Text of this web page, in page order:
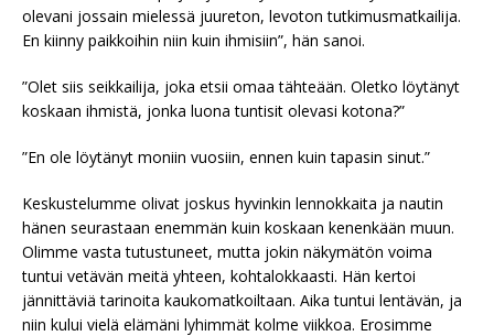
olevani jossain mielessä juureton, levoton tutkimusmatkailija.
En kiinny paikkoihin niin kuin ihmisiin”, hän sanoi.
”Olet siis seikkailija, joka etsii omaa tähteään. Oletko löytänyt
koskaan ihmistä, jonka luona tuntisit olevasi kotona?”
”En ole löytänyt moniin vuosiin, ennen kuin tapasin sinut.”
Keskustelumme olivat joskus hyvinkin lennokkaita ja nautin
hänen seurastaan enemmän kuin koskaan kenenkään muun.
Olimme vasta tutustuneet, mutta jokin näkymätön voima
tuntui vetävän meitä yhteen, kohtalokkaasti. Hän kertoi
jännittäviä tarinoita kaukomatkoiltaan. Aika tuntui lentävän, ja
niin kului vielä elämäni lyhimmät kolme viikkoa. Erosimme